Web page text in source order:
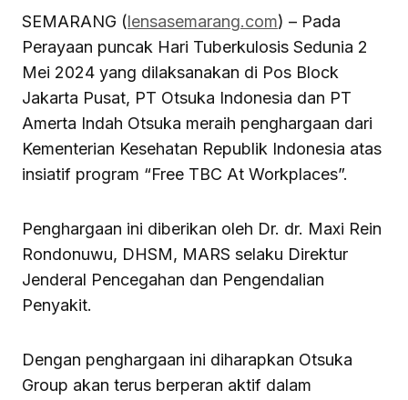
SEMARANG (lensasemarang.com) – Pada
Perayaan puncak Hari Tuberkulosis Sedunia 2
Mei 2024 yang dilaksanakan di Pos Block
Jakarta Pusat, PT Otsuka Indonesia dan PT
Amerta Indah Otsuka meraih penghargaan dari
Kementerian Kesehatan Republik Indonesia atas
insiatif program “Free TBC At Workplaces”.
Penghargaan ini diberikan oleh Dr. dr. Maxi Rein
Rondonuwu, DHSM, MARS selaku Direktur
Jenderal Pencegahan dan Pengendalian
Penyakit.
Dengan penghargaan ini diharapkan Otsuka
Group akan terus berperan aktif dalam